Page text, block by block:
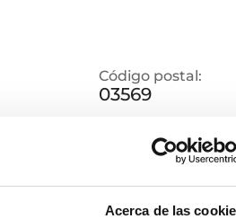
Acerca de las
Código postal:
03569